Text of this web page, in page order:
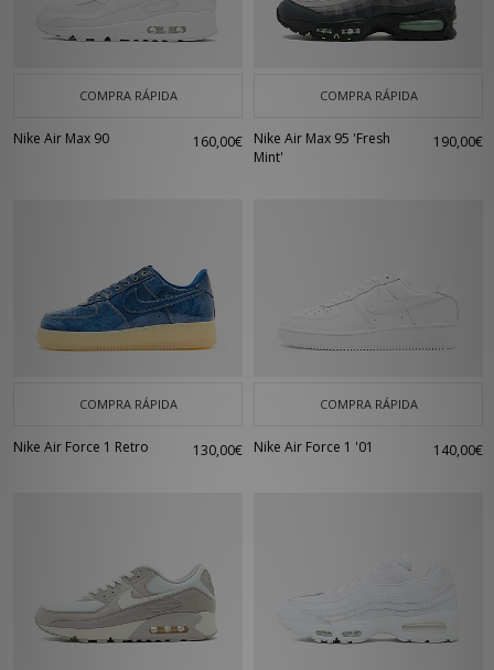
últimas tendencias en ropa y accesorios de la marca.
COMPRA RÁPIDA
Nike Air Max 90 160,00€
COMPRA RÁPIDA
Nike Air Max 95 'Fresh
Mint'
190,00€
COMPRA RÁPIDA
Nike Air Force 1 Retro 130,00€
COMPRA RÁPIDA
Nike Air Force 1 '01 140,00€